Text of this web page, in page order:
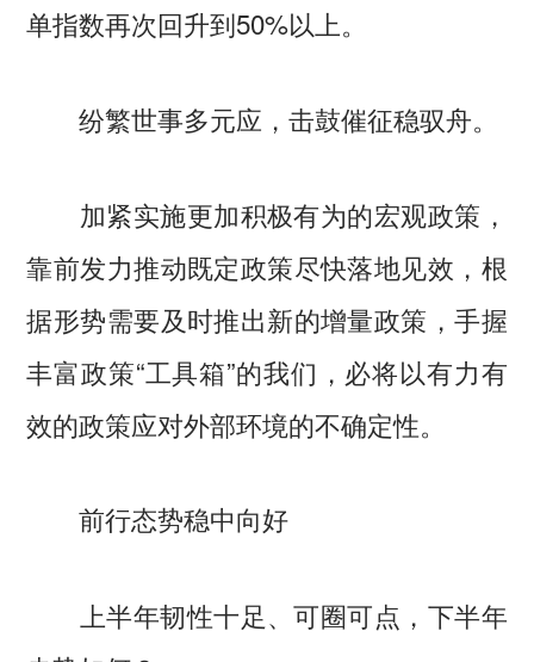
单指数再次回升到50%以上。
纷繁世事多元应，击鼓催征稳驭舟。
加紧实施更加积极有为的宏观政策，
靠前发力推动既定政策尽快落地见效，根
据形势需要及时推出新的增量政策，手握
丰富政策“工具箱”的我们，必将以有力有
效的政策应对外部环境的不确定性。
前行态势稳中向好
上半年韧性十足、可圈可点，下半年